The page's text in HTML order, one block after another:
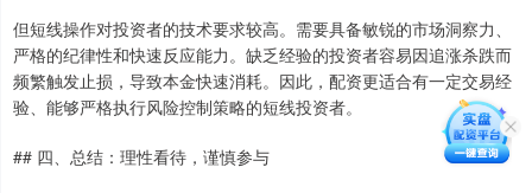
但短线操作对投资者的技术要求较高。需要具备敏锐的市场洞察力、
严格的纪律性和快速反应能力。缺乏经验的投资者容易因追涨杀跌而
频繁触发止损，导致本金快速消耗。因此，配资更适合有一定交易经
验、能够严格执行风险控制策略的短线投资者。
## 四、总结：理性看待，谨慎参与